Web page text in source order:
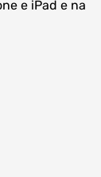
e iPad e na